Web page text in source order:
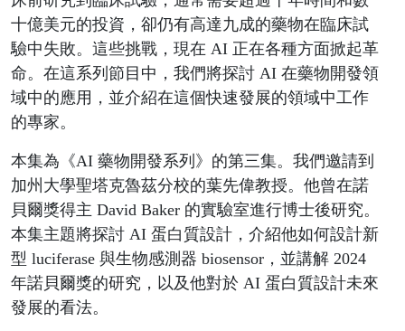
十億美元的投資，卻仍有高達九成的藥物在臨床試
驗中失敗。這些挑戰，現在 AI 正在各種方面掀起革
命。在這系列節目中，我們將探討 AI 在藥物開發領
域中的應用，並介紹在這個快速發展的領域中工作
的專家。
本集為《AI 藥物開發系列》的第三集。我們邀請到
加州大學聖塔克魯茲分校的葉先偉教授。他曾在諾
貝爾獎得主 David Baker 的實驗室進行博士後研究。
本集主題將探討 AI 蛋白質設計，介紹他如何設計新
型 luciferase 與生物感測器 biosensor，並講解 2024
年諾貝爾獎的研究，以及他對於 AI 蛋白質設計未來
發展的看法。